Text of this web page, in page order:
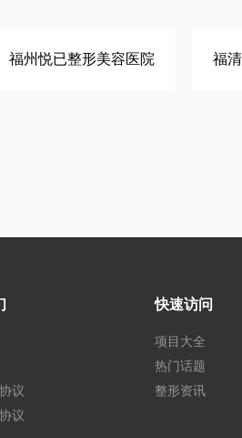
福州悦已整形美容医院 福
议
议
快速访问
项目大全
热门话题
整形资讯